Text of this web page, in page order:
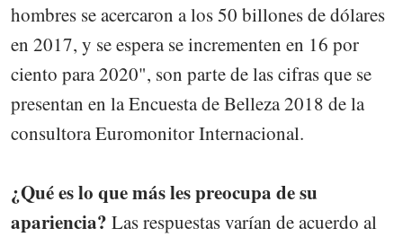
hombres se acercaron a los 50 billones de dólares
en 2017, y se espera se incrementen en 16 por
ciento para 2020", son parte de las cifras que se
presentan en la Encuesta de Belleza 2018 de la
consultora Euromonitor Internacional.
¿Qué es lo que más les preocupa de su
apariencia? Las respuestas varían de acuerdo al